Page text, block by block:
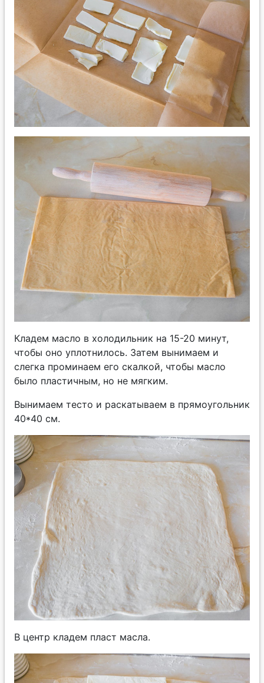
Кладем масло в холодильник на 15-20 минут,
чтобы оно уплотнилось. Затем вынимаем и
слегка проминаем его скалкой, чтобы масло
было пластичным, но не мягким.
Вынимаем тесто и раскатываем в прямоугольник
40*40 см.
В центр кладем пласт масла.